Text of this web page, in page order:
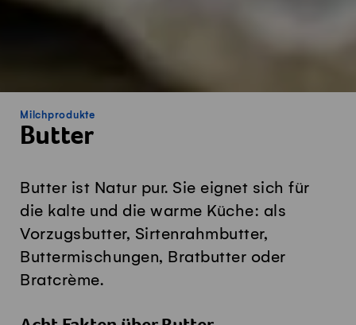
Milchprodukte
Butter
Butter ist Natur pur. Sie eignet sich für
die kalte und die warme Küche: als
Vorzugsbutter, Sirtenrahmbutter,
Buttermischungen, Bratbutter oder
Bratcrème.